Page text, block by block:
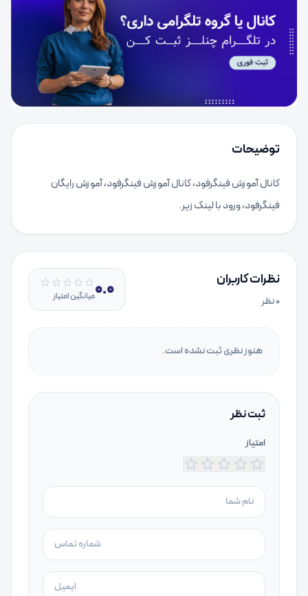
توضیحات
کانال آموزش فینگرفود، کانال آموزش فینگرفود، آموزش رایگان
فینگرفود، ورود با لینک زیر.
نظرات کاربران
۰نظر 0.0میانگین امتیاز
هنوز نظری ثبت نشده است.
ثبت نظر
امتیاز